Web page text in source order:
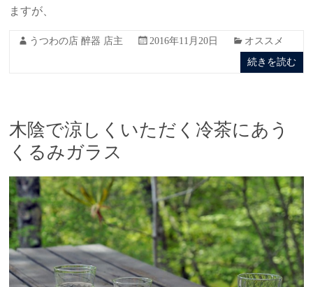
ますが、
うつわの店 醉器 店主 2016年11月20日
オススメ
続きを読む
木陰で涼しくいただく冷茶にあう
くるみガラス